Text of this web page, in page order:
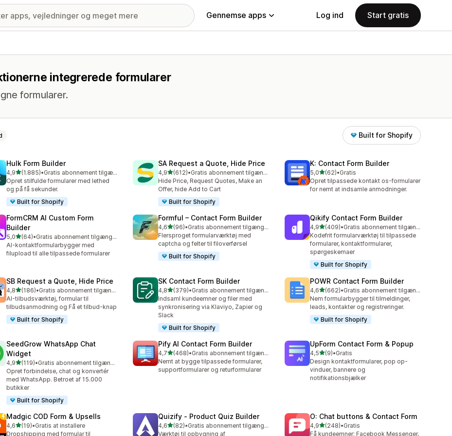
Gennemse apps Log ind Start gratis
integrerede formularer
formularer.
Built for Shopify
Hulk Form Builder
4,9ud af 5 stjerner
(1.885)
1885 anmeldelser i alt
•
Gratis abonnement tilgængeligt
Opret stilfulde formularer med lethed
og på få sekunder.
Built for Shopify
SA Request a Quote, Hide Price
4,9ud af 5 stjerner
(612)
612 anmeldelser i alt
•
Gratis abonnement tilgængeligt
Hide Price, Request Quotes, Make an
Offer, hide Add to Cart
Built for Shopify
K: Contact Form Builder
5,0ud af 5 stjerner
(62)
62 anmeldelser i alt
•Gratis
Opret tilpassede kontakt os-formularer
for nemt at indsamle anmodninger.
FormCRM AI Custom Form
Builder
5,0ud af 5 stjerner
(64)
64 anmeldelser i alt
•
Gratis abonnement tilgængeligt
AI-kontaktformularbygger med
filupload til alle tilpassede formularer
Formful – Contact Form Builder
4,6ud af 5 stjerner
(96)
96 anmeldelser i alt
•
Gratis abonnement tilgængeligt
Flersproget formularværktøj med
captcha og felter til filoverførsel
Built for Shopify
Qikify Contact Form Builder
4,9ud af 5 stjerner
(409)
409 anmeldelser i alt
•
Gratis abonnement tilgængeligt
Kodefrit formularværktøj til tilpassede
formularer, kontaktformularer,
spørgeskemaer
Built for Shopify
SB Request a Quote, Hide Price
4,8ud af 5 stjerner
(186)
186 anmeldelser i alt
•
Gratis abonnement tilgængeligt
AI-tilbudsværktøj, formular til
tilbudsanmodning og Få et tilbud-knap
Built for Shopify
SK Contact Form Builder
4,8ud af 5 stjerner
(379)
379 anmeldelser i alt
•
Gratis abonnement tilgængeligt
Indsaml kundeemner og filer med
synkronisering via Klaviyo, Zapier og
Slack
Built for Shopify
POWR Contact Form Builder
4,6ud af 5 stjerner
(662)
662 anmeldelser i alt
•
Gratis abonnement tilgængeligt
Nem formularbygger til tilmeldinger,
leads, kontakter og registreringer.
Built for Shopify
SeedGrow WhatsApp Chat
Widget
4,9ud af 5 stjerner
(119)
119 anmeldelser i alt
•
Gratis abonnement tilgængeligt
Opret forbindelse, chat og konvertér
med WhatsApp. Betroet af 15.000
butikker
Built for Shopify
Pify AI Contact Form Builder
4,7ud af 5 stjerner
(468)
468 anmeldelser i alt
•
Gratis abonnement tilgængeligt
Nemt at bygge tilpassede formularer,
supportformularer og returformularer
UpForm Contact Form & Popup
4,5ud af 5 stjerner
(9)
9 anmeldelser i alt
•Gratis
Design kontaktformularer, pop op-
vinduer, bannere og
notifikationsbjælker
Madgic COD Form & Upsells
4,6ud af 5 stjerner
(19)
19 anmeldelser i alt
•Gratis at installere
Dropshipping med formular til
Quizify ‑ Product Quiz Builder
4,6ud af 5 stjerner
(82)
82 anmeldelser i alt
•
Gratis abonnement tilgængeligt
Værktøj til opbygning af
O: Chat buttons & Contact Form
4,9ud af 5 stjerner
(248)
248 anmeldelser i alt
•Gratis
Få kundeemner: Facebook Messenger,